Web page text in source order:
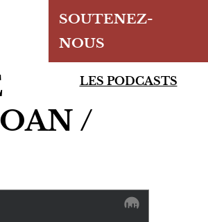
SOUTENEZ-
NOUS
LES PODCASTS
/